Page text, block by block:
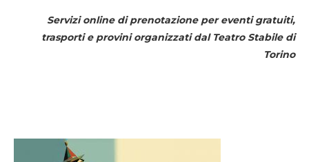
Servizi online di prenotazione per eventi gratuiti,
trasporti e provini organizzati dal Teatro Stabile di
Torino